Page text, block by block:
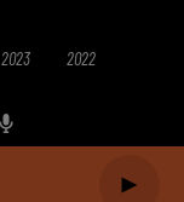
2023 2022